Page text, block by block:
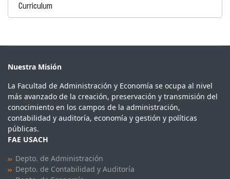
Curriculum
Nuestra Misión
La Facultad de Administración y Economía se ocupa al nivel
más avanzado de la creación, preservación y transmisión del
conocimiento en los campos de la administración,
contabilidad y auditoría, economía y gestión y políticas
públicas.
FAE USACH
Depto. de Administración
Depto. de Contabilidad y Auditoría